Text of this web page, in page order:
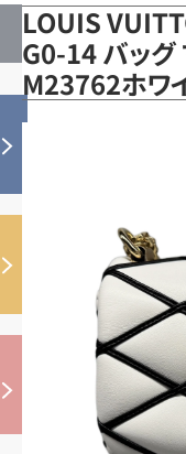
LOUIS
G0-14 バッグ
M23762ホワ